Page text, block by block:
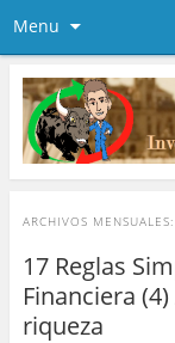
Menu
ARCHIVOS MENSUALES:
17 Reglas
Financiera
riqueza